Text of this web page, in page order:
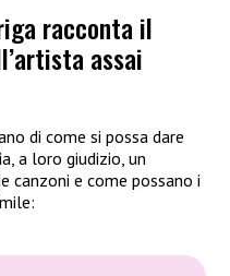
racconta il
assai
di come si possa dare
a loro giudizio, un
canzoni e come possano i